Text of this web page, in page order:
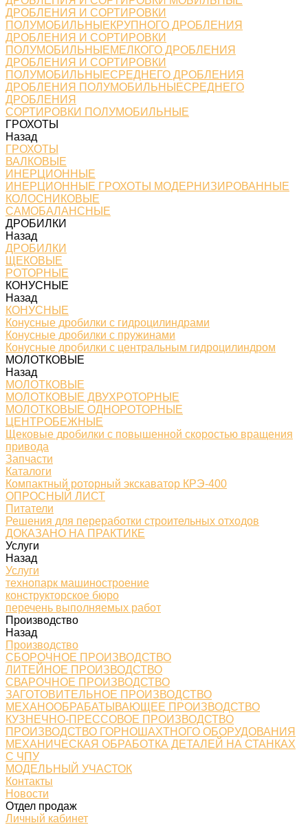
ДРОБЛЕНИЯ И СОРТИРОВКИ
ПОЛУМОБИЛЬНЫЕКРУПНОГО ДРОБЛЕНИЯ
ДРОБЛЕНИЯ И СОРТИРОВКИ
ПОЛУМОБИЛЬНЫЕМЕЛКОГО ДРОБЛЕНИЯ
ДРОБЛЕНИЯ И СОРТИРОВКИ
ПОЛУМОБИЛЬНЫЕСРЕДНЕГО ДРОБЛЕНИЯ
ДРОБЛЕНИЯ ПОЛУМОБИЛЬНЫЕСРЕДНЕГО
ДРОБЛЕНИЯ
СОРТИРОВКИ ПОЛУМОБИЛЬНЫЕ
ГРОХОТЫ
Назад
ГРОХОТЫ
ВАЛКОВЫЕ
ИНЕРЦИОННЫЕ
ИНЕРЦИОННЫЕ ГРОХОТЫ МОДЕРНИЗИРОВАННЫЕ
КОЛОСНИКОВЫЕ
САМОБАЛАНСНЫЕ
ДРОБИЛКИ
Назад
ДРОБИЛКИ
ЩЕКОВЫЕ
РОТОРНЫЕ
КОНУСНЫЕ
Назад
КОНУСНЫЕ
Конусные дробилки с гидроцилиндрами
Конусные дробилки с пружинами
Конусные дробилки с центральным гидроцилиндром
МОЛОТКОВЫЕ
Назад
МОЛОТКОВЫЕ
МОЛОТКОВЫЕ ДВУХРОТОРНЫЕ
МОЛОТКОВЫЕ ОДНОРОТОРНЫЕ
ЦЕНТРОБЕЖНЫЕ
Щековые дробилки с повышенной скоростью вращения
привода
Запчасти
Каталоги
Компактный роторный экскаватор КРЭ-400
ОПРОСНЫЙ ЛИСТ
Питатели
Решения для переработки строительных отходов
ДОКАЗАНО НА ПРАКТИКЕ
Услуги
Назад
Услуги
технопарк машиностроение
конструкторское бюро
перечень выполняемых работ
Производство
Назад
Производство
СБОРОЧНОЕ ПРОИЗВОДСТВО
ЛИТЕЙНОЕ ПРОИЗВОДСТВО
СВАРОЧНОЕ ПРОИЗВОДСТВО
ЗАГОТОВИТЕЛЬНОЕ ПРОИЗВОДСТВО
МЕХАНООБРАБАТЫВАЮЩЕЕ ПРОИЗВОДСТВО
КУЗНЕЧНО-ПРЕССОВОЕ ПРОИЗВОДСТВО
ПРОИЗВОДСТВО ГОРНОШАХТНОГО ОБОРУДОВАНИЯ
МЕХАНИЧЕСКАЯ ОБРАБОТКА ДЕТАЛЕЙ НА СТАНКАХ
С ЧПУ
МОДЕЛЬНЫЙ УЧАСТОК
Контакты
Новости
Отдел продаж
Личный кабинет